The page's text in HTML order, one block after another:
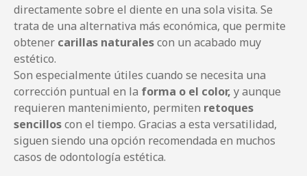
directamente sobre el diente en una sola visita. Se
trata de una alternativa más económica, que permite
obtener carillas naturalescon un acabado muy
estético.
Son especialmente útiles cuando se necesita una
corrección puntual en la forma o el color, y aunque
requieren mantenimiento, permiten retoques
sencilloscon el tiempo. Gracias a esta versatilidad,
siguen siendo una opción recomendada en muchos
casos de odontología estética.